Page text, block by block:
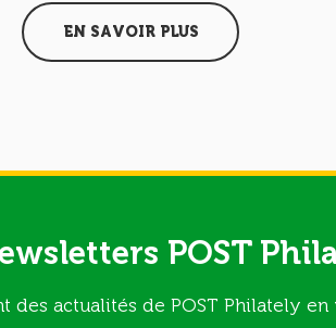
EN SAVOIR PLUS
POST
des actualités de POST Philately